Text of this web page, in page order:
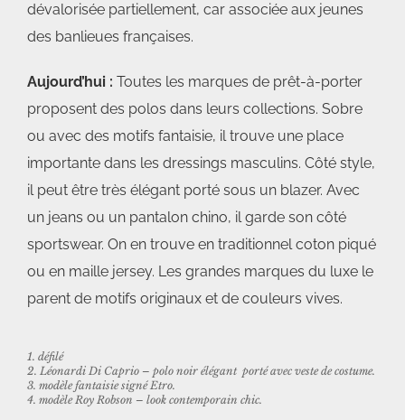
dévalorisée partiellement, car associée aux jeunes
des banlieues françaises.
Aujourd’hui : Toutes les marques de prêt-à-porter
proposent des polos dans leurs collections. Sobre
ou avec des motifs fantaisie, il trouve une place
importante dans les dressings masculins. Côté style,
il peut être très élégant porté sous un blazer. Avec
un jeans ou un pantalon chino, il garde son côté
sportswear. On en trouve en traditionnel coton piqué
ou en maille jersey. Les grandes marques du luxe le
parent de motifs originaux et de couleurs vives.
1. défilé
2. Léonardi Di Caprio – polo noir élégant porté avec veste de costume.
3. modèle fantaisie signéEtro.
4. modèle Roy Robson – look contemporain chic.